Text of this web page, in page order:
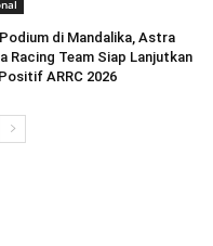
di Mandalika, Astra
Racing Team Siap Lanjutkan
ARRC 2026